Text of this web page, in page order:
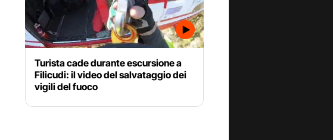
Turista cade durante escursione a
Filicudi: il video del salvataggio dei
vigili del fuoco